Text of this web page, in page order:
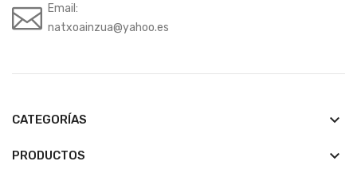
Email:
natxoainzua@yahoo.es
CATEGORÍAS keyboard_arrow_down
PRODUCTOS keyboard_arrow_down